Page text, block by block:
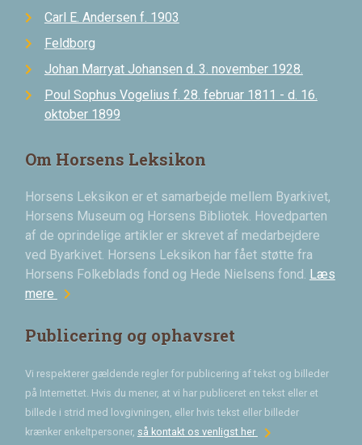
Carl E. Andersen f. 1903
Feldborg
Johan Marryat Johansen d. 3. november 1928.
Poul Sophus Vogelius f. 28. februar 1811 - d. 16.
oktober 1899
Om Horsens Leksikon
Horsens Leksikon er et samarbejde mellem Byarkivet,
Horsens Museum og Horsens Bibliotek. Hovedparten
af de oprindelige artikler er skrevet af medarbejdere
ved Byarkivet. Horsens Leksikon har fået støtte fra
Horsens Folkeblads fond og Hede Nielsens fond. Læs
mere chevron_right
Publicering og ophavsret
Vi respekterer gældende regler for publicering af tekst og billeder
på Internettet. Hvis du mener, at vi har publiceret en tekst eller et
billede i strid med lovgivningen, eller hvis tekst eller billeder
krænker enkeltpersoner, så kontakt os venligst herchevron_right